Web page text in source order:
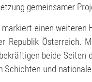
gemeinsamer
markiert einen weiteren
Republik Österreich.
beide Seiten
und